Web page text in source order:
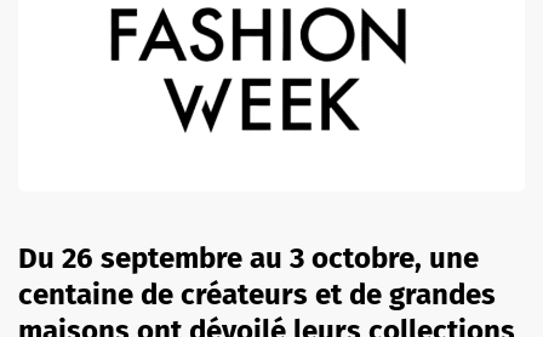
Du 26 septembre au 3 octobre, une
centaine de créateurs et de grandes